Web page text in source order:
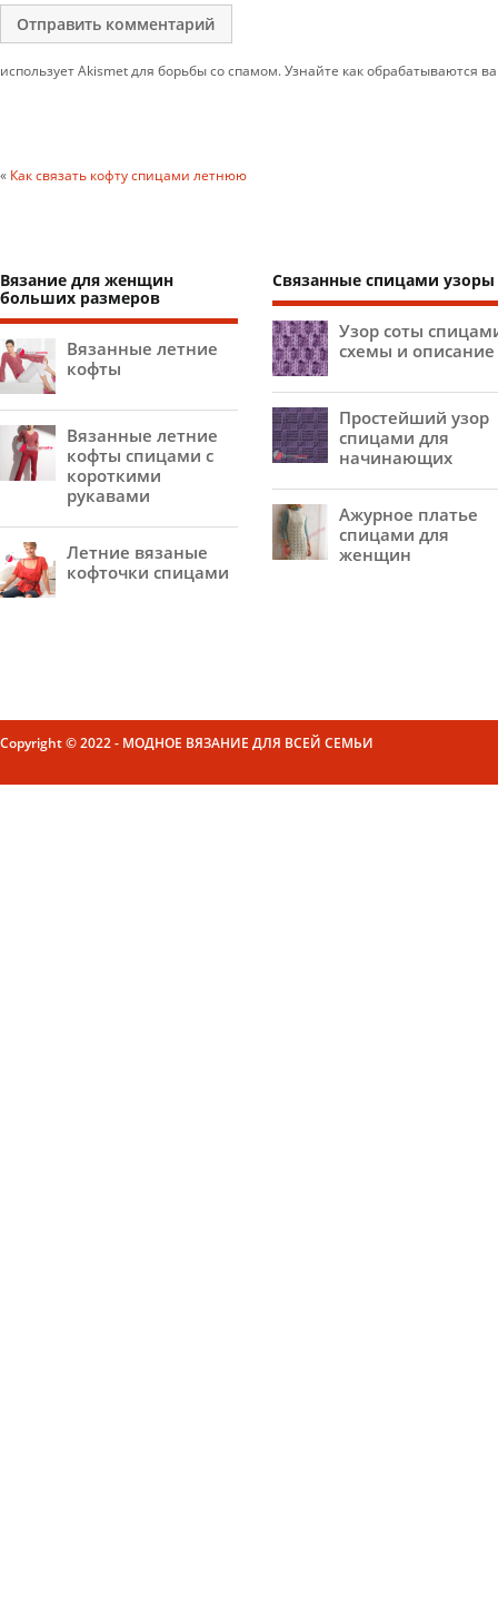
использует Akismet для борьбы со спамом. Узнайте как обрабатываются
« Как связать кофту спицами летнюю
Вязание для женщин
больших размеров
Вязанные летние
кофты
Вязанные летние
кофты спицами с
короткими
рукавами
Летние вязаные
кофточки спицами
Связанные спицами узоры
Узор соты
схемы и описание
Простейший узор
спицами для
начинающих
Ажурное платье
спицами для
женщин
Copyright © 2022 - МОДНОЕ ВЯЗАНИЕ ДЛЯ ВСЕЙ СЕМЬИ